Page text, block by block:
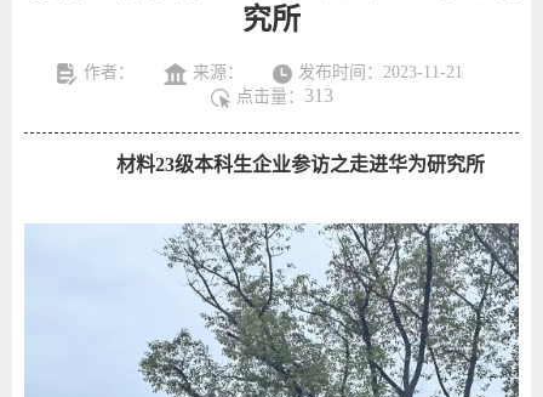
究所
作者： 来源：
发布时间：2023-11-21
点击量： 313
材料23级本科生企业参访之走进华为研究所